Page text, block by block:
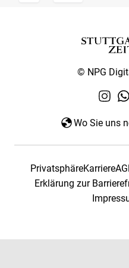
© NPG
Wo Sie uns
PrivatsphäreKarriere
Erklärung zur